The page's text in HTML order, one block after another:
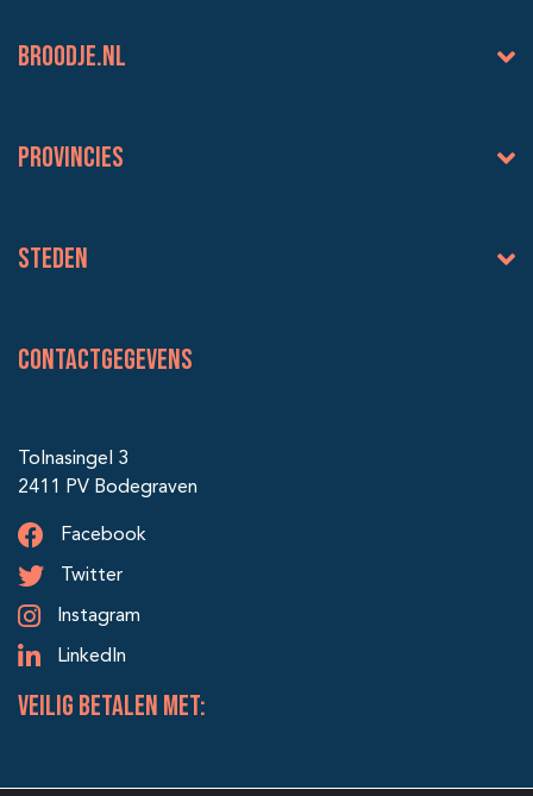
BROODJE.NL
Provincies
Steden
Contactgegevens
Tolnasingel 3
2411 PV Bodegraven
Facebook
Twitter
Instagram
LinkedIn
veilig betalen met: